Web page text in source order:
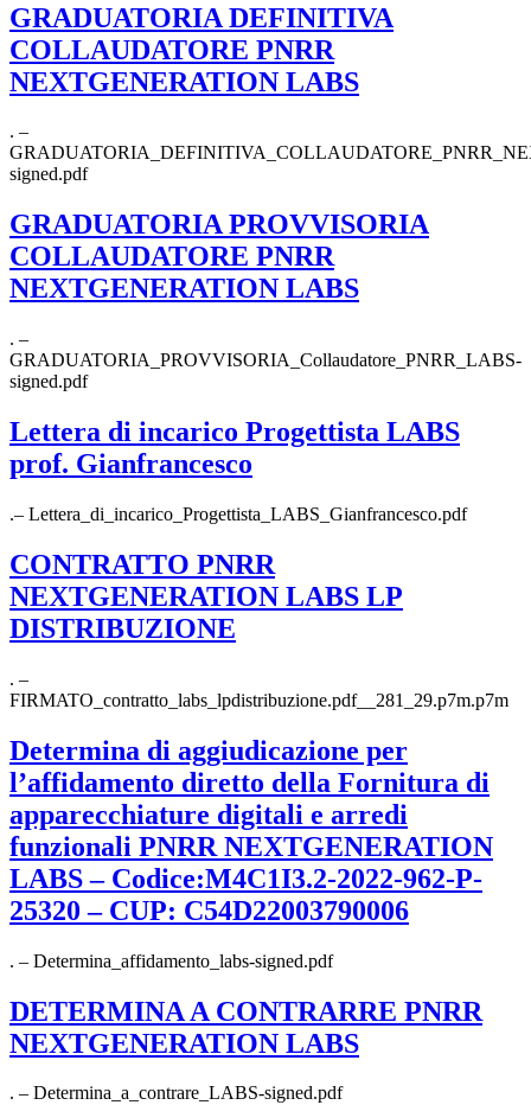
GRADUATORIA DEFINITIVA
COLLAUDATORE PNRR
NEXTGENERATION LABS
. –
signed.pdf
GRADUATORIA PROVVISORIA
COLLAUDATORE PNRR
NEXTGENERATION LABS
. –
GRADUATORIA_PROVVISORIA_Collaudatore_PNRR_LABS-
signed.pdf
Lettera di incarico Progettista LABS
prof. Gianfrancesco
.– Lettera_di_incarico_Progettista_LABS_Gianfrancesco.pdf
CONTRATTO PNRR
NEXTGENERATION LABS LP
DISTRIBUZIONE
. –
FIRMATO_contratto_labs_lpdistribuzione.pdf__281_29.p7m.p7m
Determina di aggiudicazione per
l’affidamento diretto della Fornitura di
apparecchiature digitali e arredi
funzionali PNRR NEXTGENERATION
LABS – Codice:M4C1I3.2-2022-962-P-
25320 – CUP: C54D22003790006
. – Determina_affidamento_labs-signed.pdf
DETERMINA A CONTRARRE PNRR
NEXTGENERATION LABS
. – Determina_a_contrare_LABS-signed.pdf